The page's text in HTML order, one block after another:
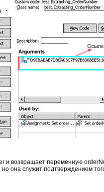
и возвращает переменную
она служит подтверждением